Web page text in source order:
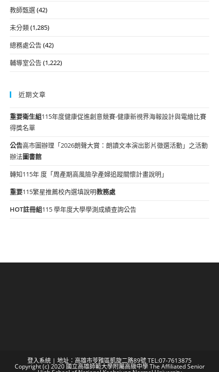
教師甄選(42)
未分類(1,285)
總務處公告(42)
輔導室公告(1,222)
近期文章
重要衛生組115年度健康促進創意競賽-健康新視界海報設計與電繪比賽
得獎名單
公告高市圖辦理「2026朗聲大賞：朗讀文本演出影片徵選活動」之活動
辦法圖書館
轉知115年 度「周產期高風險孕產婦追蹤關懷計畫說明」
重要115繁星推薦校內選填說明教務處
HOT註冊組115 學年度大學學測成績查詢公告
登入系統 | 地址：高雄市苓雅區凱旋二路89號 TEL:07-7613875
Copyright (c) 2020 國立高雄師範大學附屬高級中學 The Affiliated Senior